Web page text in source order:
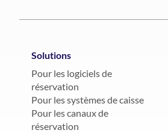
Solutions
Pour les logiciels de
réservation
Pour les systèmes de caisse
Pour les canaux de
réservation